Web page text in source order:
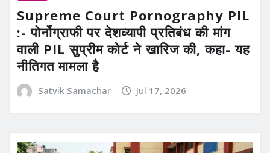
Supreme Court Pornography PIL
:- पोर्नोग्राफी पर देशव्यापी प्रतिबंध की मांग
वाली PIL सुप्रीम कोर्ट ने खारिज की, कहा- यह
नीतिगत मामला है
Satvik Samachar Jul 17, 2026